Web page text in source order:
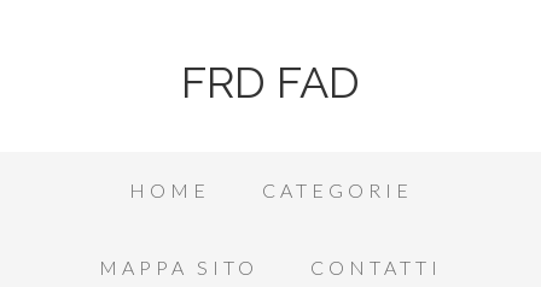
FRD FAD
HOME CATEGORIE
MAPPA SITO CONTATTI